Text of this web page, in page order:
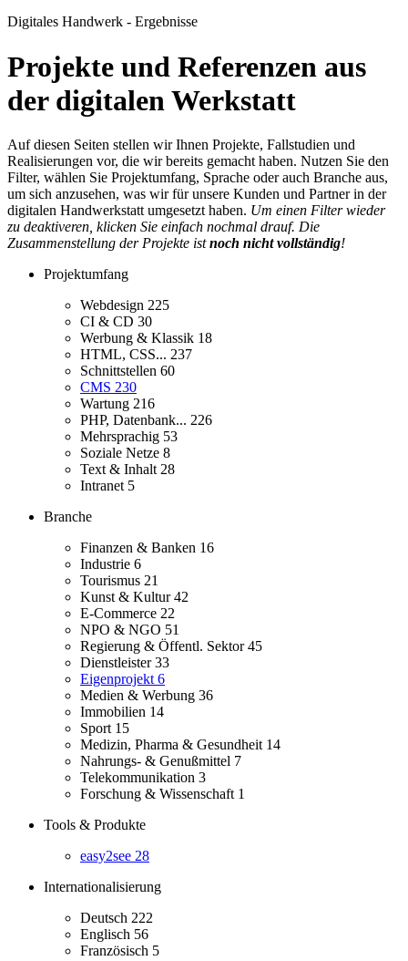
Digitales Handwerk - Ergebnisse
Projekte und Referenzen aus
der digitalen Werkstatt
Auf diesen Seiten stellen wir Ihnen Projekte, Fallstudien und
Realisierungen vor, die wir bereits gemacht haben. Nutzen Sie den
Filter, wählen Sie Projektumfang, Sprache oder auch Branche aus,
um sich anzusehen, was wir für unsere Kunden und Partner in der
digitalen Handwerkstatt umgesetzt haben. Um einen Filter wieder
zu deaktiveren, klicken Sie einfach nochmal drauf. Die
Zusammenstellung der Projekte istnoch nicht vollständig!
Projektumfang
Webdesign 225
CI & CD 30
Werbung & Klassik 18
HTML, CSS... 237
Schnittstellen 60
CMS 230
Wartung 216
PHP, Datenbank... 226
Mehrsprachig 53
Soziale Netze 8
Text & Inhalt 28
Intranet 5
Branche
Finanzen & Banken 16
Industrie 6
Tourismus 21
Kunst & Kultur42
E-Commerce 22
NPO & NGO 51
Regierung & Öffentl. Sektor45
Dienstleister33
Eigenprojekt 6
Medien & Werbung 36
Immobilien 14
Sport 15
Medizin, Pharma & Gesundheit 14
Nahrungs- & Genußmittel 7
Telekommunikation 3
Forschung & Wissenschaft 1
Tools & Produkte
easy2see 28
Internationalisierung
Deutsch 222
Englisch 56
Französisch 5